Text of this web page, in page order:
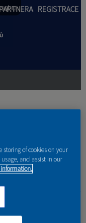
REGISTRACE
storing of cookies on your
and assist in our